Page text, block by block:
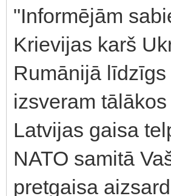
"Informējām
Krievijas karš
Rumānijā
izsveram
Latvijas gaisa
NATO samitā
pretgaisa